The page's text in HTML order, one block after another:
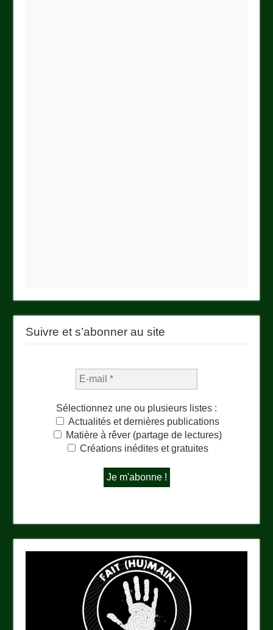
Suivre et s’abonner au site
Sélectionnez une ou plusieurs listes :
Actualités et dernières publications
Matière à rêver (partage de lectures)
Créations inédites et gratuites